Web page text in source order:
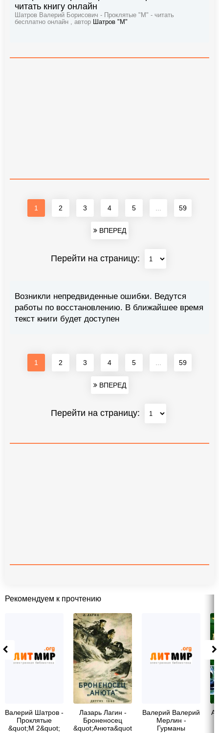
читать книгу онлайн
Шатров Валерий Борисович - Проклятые "М" - читать
бесплатно онлайн , автор Шатров "М"
1 2 3 4 5 59
ВПЕРЕД
Перейти на страницу:
Возникли непредвиденные ошибки. Ведутся
работы по восстановлению. В ближайшее время
текст книги будет доступен
1 2 3 4 5 59
ВПЕРЕД
Перейти на страницу:
Рекомендуем к прочтению
Валерий Шатров -
Проклятые
&quot;М 2&quot;
Лазарь Лагин -
Броненосец
&quot;Анюта&quot;
Валерий Валерий
Мерлин -
Гурманы